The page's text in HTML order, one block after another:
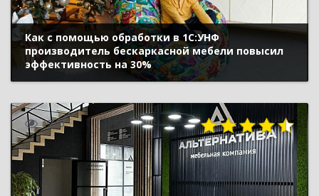
Как с помощью обработки в 1С:УНФ
производитель бескаркасной мебели повысил
эффективность на 30%
1746